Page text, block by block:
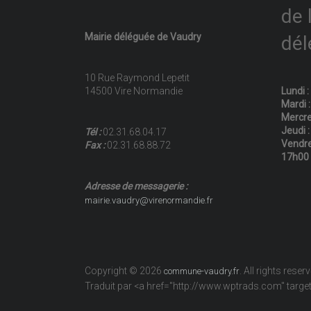
Mairie déléguée de Vaudry
10 Rue Raymond Lepetit
14500 Vire Normandie
Tél :02.31.68.04.17
Fax :02.31.68.88.72
Adresse de messagerie :
mairie.vaudry@virenormandie.fr
de
Lundi
Mardi
Jeudi
17h00
Copyright © 2026 commune-vaudry.fr . All rights
Traduit par <a href="http://www.wptrads.com"